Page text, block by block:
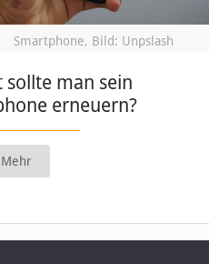
Smartphone, Bild: Unpslash
sollte man sein
erneuern?
Mehr